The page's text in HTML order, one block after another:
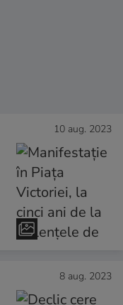
10 aug. 2023
8 aug. 2023